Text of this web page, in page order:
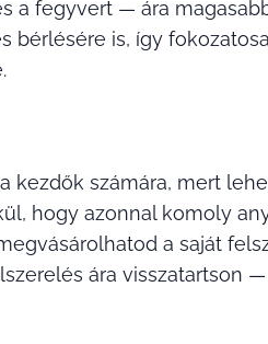
a fegyvert — ára
bérlésére is, így
kezdők számára, mert
hogy azonnal komoly
a saját
ára visszatartson